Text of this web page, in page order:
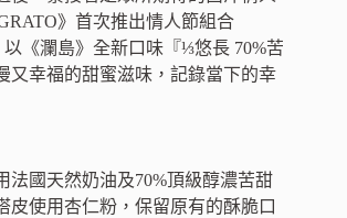
》首次推出情人節組合
以《瀾島》全新口味『⅓悠長 70%苦
又幸福的甜蜜滋味，記錄當下的幸
法國天然奶油及70%頂級醇濃苦甜
皮使用杏仁粉，保留原有的酥脆口